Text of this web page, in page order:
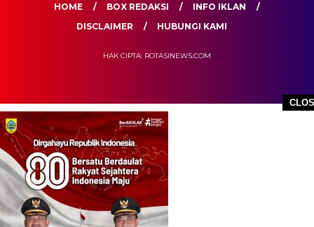
HOME BOX REDAKSI
INFO IKLAN
DISCLAIMER
HUBUNGI KAMI
HAK CIPTA: ROTASINEWS.COM